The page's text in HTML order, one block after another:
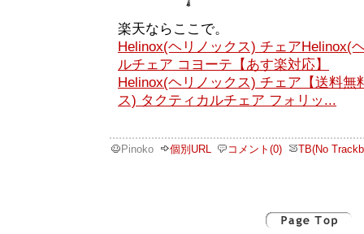
楽天ならここで。
Helinox(ヘリノックス) チェアHelinox(
ルチェア コヨーテ【あす楽対応】
Helinox(ヘリノックス) チェア【送料無
ス) タクティカルチェア フォリッ...
Pinoko 個別URL コメント(0) TB(No